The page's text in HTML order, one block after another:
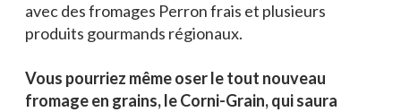
avec des fromages Perron frais et plusieurs
produits gourmands régionaux.
Vous pourriez même oser le tout nouveau
fromage en grains, le Corni-Grain, qui saura